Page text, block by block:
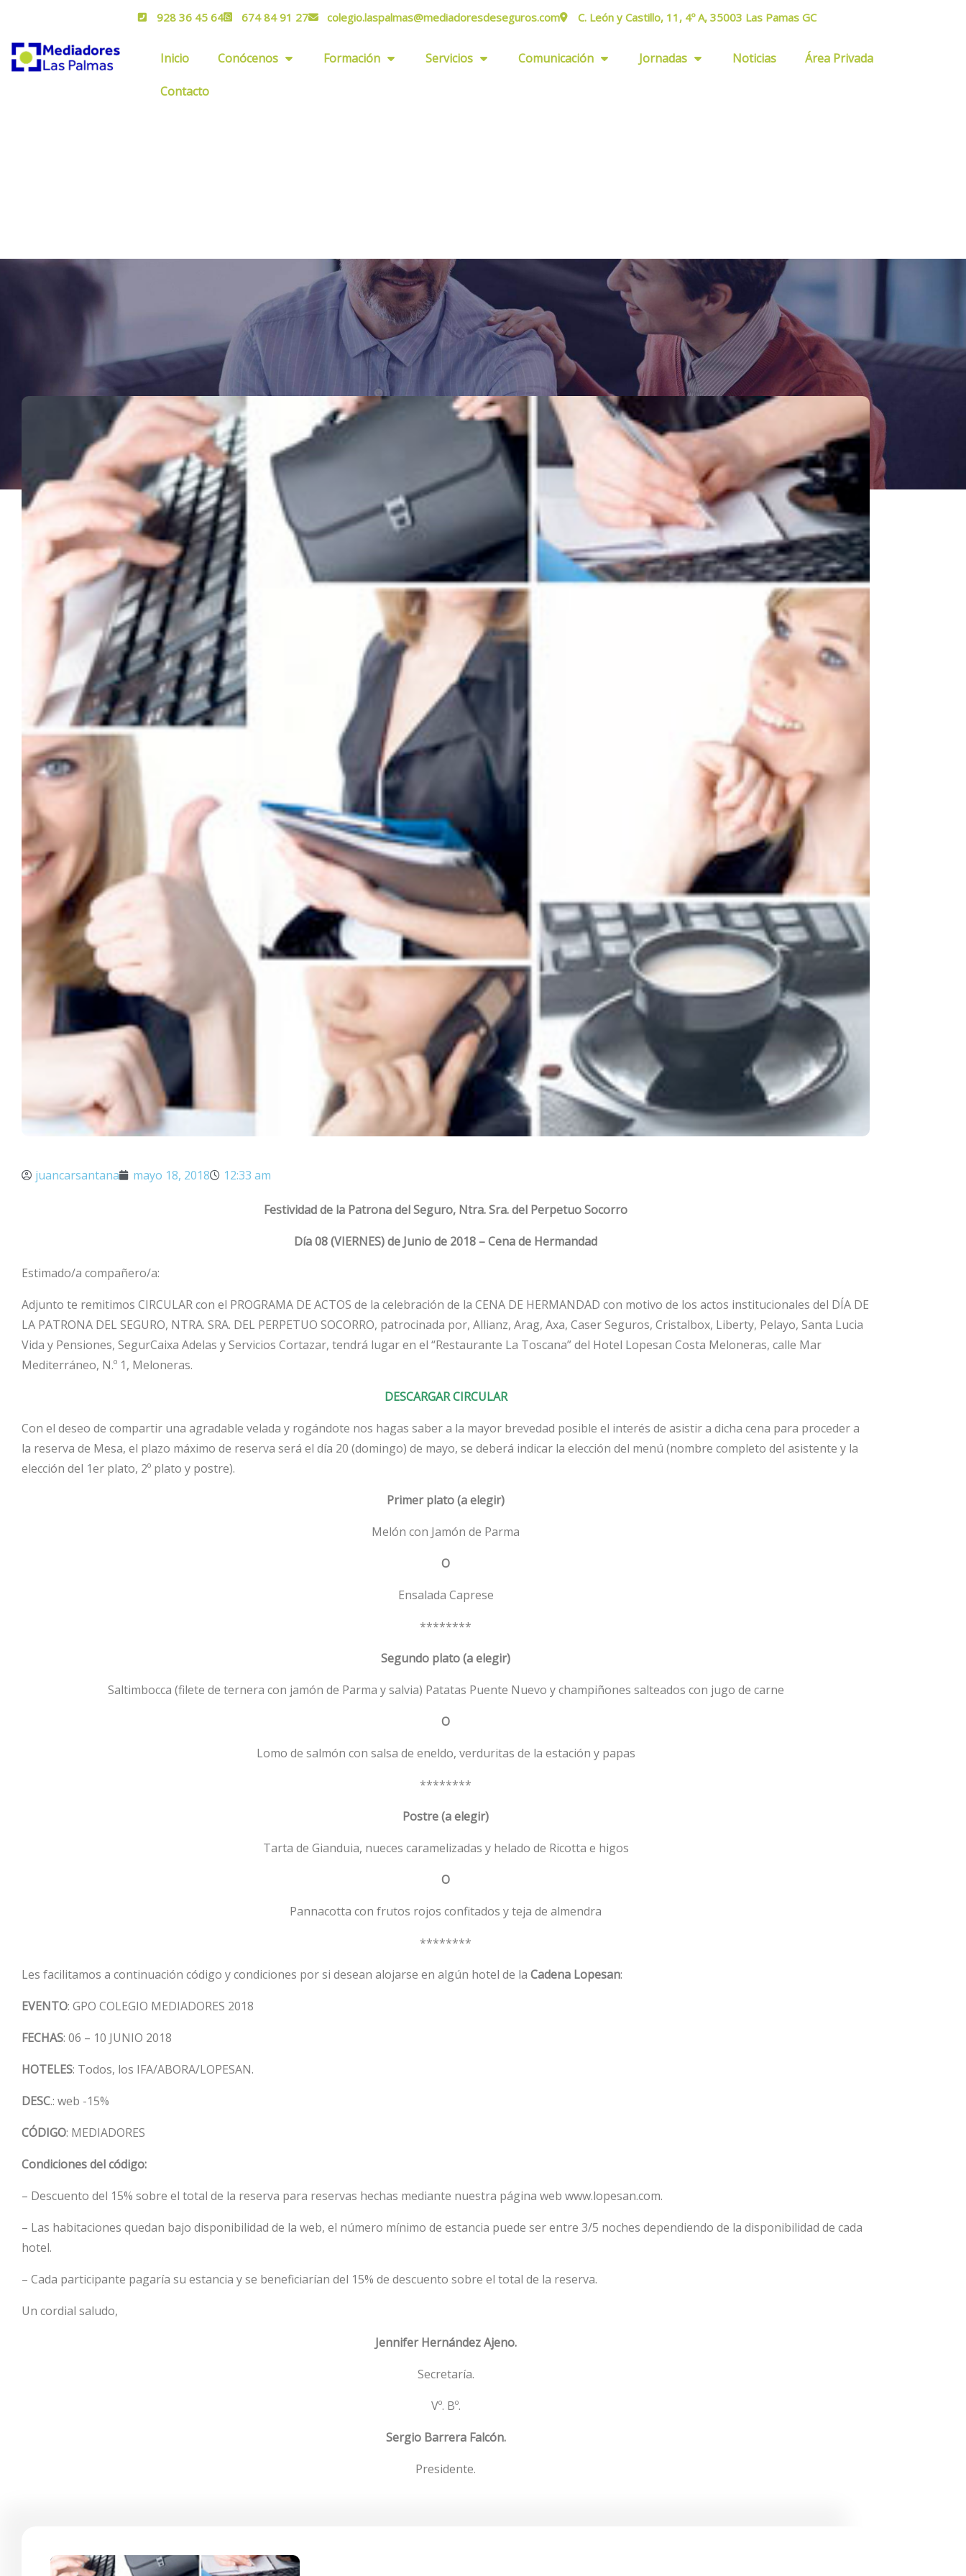
928 36 45 64 674 84 91 27 colegio.laspalmas@mediadoresdeseguros.com C. León y Castillo, 11, 4º A, 35003 Las Pamas GC
Inicio Conócenos Formación Servicios Comunicación Jornadas Noticias Área Privada
Contacto
juancarsantana mayo 18, 2018 12:33 am
Festividad de la Patrona del Seguro, Ntra. Sra. del Perpetuo Socorro
Día 08 (VIERNES) de Junio de 2018 – Cena de Hermandad
Estimado/a compañero/a:
Adjunto te remitimos CIRCULAR con el PROGRAMA DE ACTOS de la celebración de la CENA DE HERMANDAD con motivo de los actos institucionales del DÍA DE
LA PATRONA DEL SEGURO, NTRA. SRA. DEL PERPETUO SOCORRO, patrocinada por, Allianz, Arag, Axa, Caser Seguros, Cristalbox, Liberty, Pelayo, Santa Lucia
Vida y Pensiones, SegurCaixa Adelas y Servicios Cortazar, tendrá lugar en el “Restaurante La Toscana” del Hotel Lopesan Costa Meloneras, calle Mar
Mediterráneo, N.º 1, Meloneras.
DESCARGAR CIRCULAR
Con el deseo de compartir una agradable velada y rogándote nos hagas saber a la mayor brevedad posible el interés de asistir a dicha cena para proceder a
la reserva de Mesa, el plazo máximo de reserva será el día 20 (domingo) de mayo, se deberá indicar la elección del menú (nombre completo del asistente y la
elección del 1er plato, 2º plato y postre).
Primer plato (a elegir)
Melón con Jamón de Parma
O
Ensalada Caprese
********
Segundo plato (a elegir)
Saltimbocca (filete de ternera con jamón de Parma y salvia) Patatas Puente Nuevo y champiñones salteados con jugo de carne
O
Lomo de salmón con salsa de eneldo, verduritas de la estación y papas
********
Postre (a elegir)
Tarta de Gianduia, nueces caramelizadas y helado de Ricotta e higos
O
Pannacotta con frutos rojos confitados y teja de almendra
********
Les facilitamos a continuación código y condiciones por si desean alojarse en algún hotel de la Cadena Lopesan:
EVENTO: GPO COLEGIO MEDIADORES 2018
FECHAS: 06 – 10 JUNIO 2018
HOTELES: Todos, los IFA/ABORA/LOPESAN.
DESC.: web -15%
CÓDIGO: ​MEDIADORES
Condiciones del código:
– Descuento del 15% sobre el total de la reserva para reservas hechas mediante nuestra página web www.lopesan.com.
– Las habitaciones quedan bajo disponibilidad de la web, el número mínimo de estancia puede ser entre 3/5 noches dependiendo de la disponibilidad de cada
hotel.
– Cada participante pagaría su estancia y se beneficiarían del 15% de descuento sobre el total de la reserva.
Un cordial saludo,
Jennifer Hernández Ajeno.
Secretaría.
Vº. Bº.
Sergio Barrera Falcón.
Presidente.